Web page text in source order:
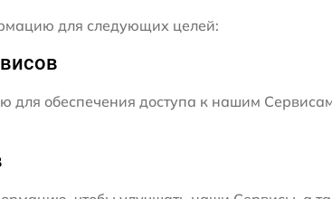
для следующих целей:
обеспечения доступа к нашим